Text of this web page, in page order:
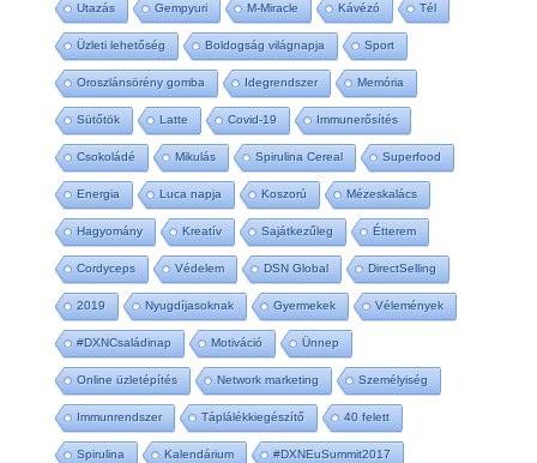
Utazás Gempyuri M-Miracle Kávézó Tél
Üzleti lehetőség Boldogság világnapja Sport
Oroszlánsörény gomba Idegrendszer Memória
Sütőtök Latte Covid-19 Immunerősítés
Csokoládé Mikulás Spirulina Cereal Superfood
Energia Luca napja Koszorú Mézeskalács
Hagyomány Kreatív Sajátkezűleg Étterem
Cordyceps Védelem DSN Global DirectSelling
2019 Nyugdíjasoknak Gyermekek Vélemények
#DXNCsaládinap Motiváció Ünnep
Online üzletépítés Network marketing Személyiség
Immunrendszer Táplálékkiegészítő 40 felett
Spirulina Kalendárium #DXNEuSummit2017